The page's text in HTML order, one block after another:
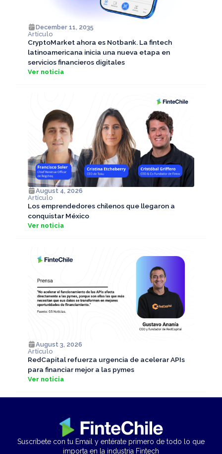
December 11, 2035
Artículo
CryptoMarket ahora es Notbank. La fintech
latinoamericana inicia una nueva etapa en
servicios financieros digitales
Ver noticia
August 4, 2026
Artículo
Los emprendedores chilenos que llegaron a
conquistar México
Ver noticia
August 3, 2026
Artículo
RedCapital refuerza urgencia de acelerar APIs
para financiar mejor a las pymes
Ver noticia
Suscríbete con tu Email y entérate primero de todo lo que
importa en la industria Fintech